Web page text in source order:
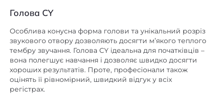
Голова CY
Особлива конусна форма голови та унікальний розріз
звукового отвору дозволяють досягти м’якого теплого
тембру звучання. Голова CY ідеальна для початківців –
вона полегшує навчання і дозволяє швидко досягти
хороших результатів. Проте, професіонали також
оцінять її рівномірний, швидкий відгук у всіх
регістрах.